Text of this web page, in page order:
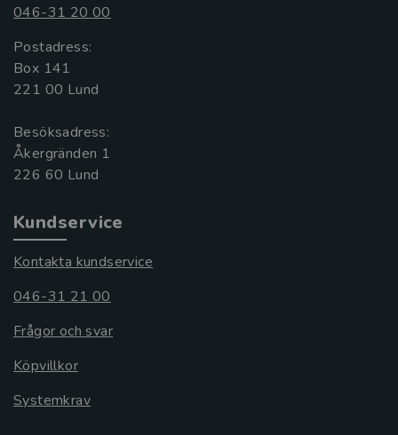
046-31 20 00
Postadress:
Box 141
221 00 Lund
Besöksadress:
Åkergränden 1
Kundservice
Kontakta kundservice
046-31 21 00
Frågor och svar
Köpvillkor
Systemkrav